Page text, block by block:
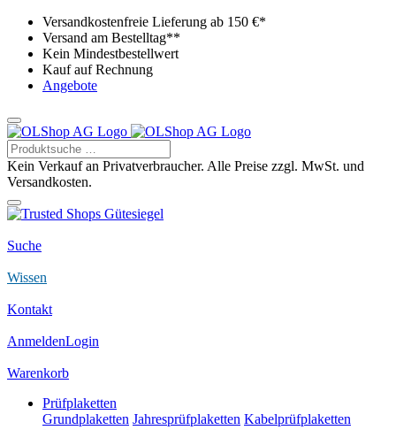
Versandkostenfreie Lieferung ab 150 €*
Versand am Bestelltag**
Kein Mindestbestellwert
Kauf auf Rechnung
Angebote
Kein Verkauf an Privatverbraucher. Alle Preise zzgl. MwSt. und
Versandkosten.
Suche
Wissen
Kontakt
AnmeldenLogin
Warenkorb
Prüfplaketten
Grundplaketten Jahresprüfplaketten Kabelprüfplaketten